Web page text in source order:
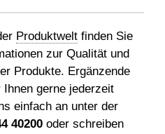
Produktwelt finden Sie
zur Qualität und
Produkte. Ergänzende
Ihnen gerne jederzeit
einfach an unter der
40200 oder schreiben